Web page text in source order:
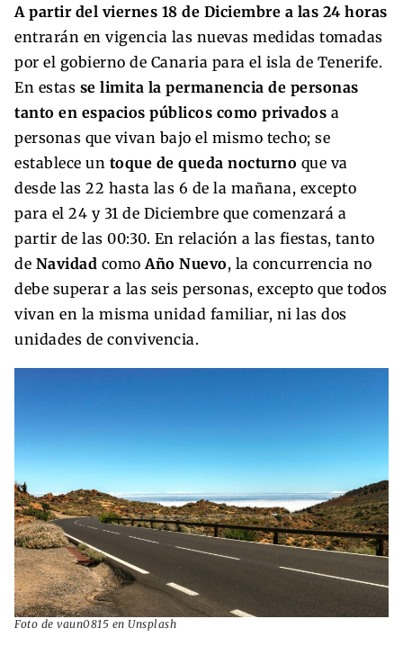
A partir del viernes 18 de Diciembre a las 24 horas
entrarán en vigencia las nuevas medidas tomadas
por el gobierno de Canaria para el isla de Tenerife.
En estas se limita la permanencia de personas
tanto en espacios públicos como privados a
personas que vivan bajo el mismo techo; se
establece un toque de queda nocturno que va
desde las 22 hasta las 6 de la mañana, excepto
para el 24 y 31 de Diciembre que comenzará a
partir de las 00:30. En relación a las fiestas, tanto
de Navidad como Año Nuevo, la concurrencia no
debe superar a las seis personas, excepto que todos
vivan en la misma unidad familiar, ni las dos
unidades de convivencia.
Foto de vaun0815 en Unsplash